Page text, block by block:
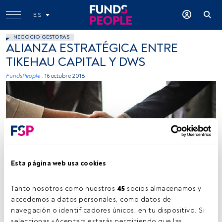
Esta página web usa cookies
Tanto nosotros como nuestros 45 socios almacenamos y
accedemos a datos personales, como datos de
navegación o identificadores únicos, en tu dispositivo. Si
ES
NEGOCIO GESTORAS
ALIANZA ESTRATÉGICA ENTRE
TIKEHAU CAPITAL Y DWS
FundsPeople . 16 octubre 2018
rawpixel on Unsplash